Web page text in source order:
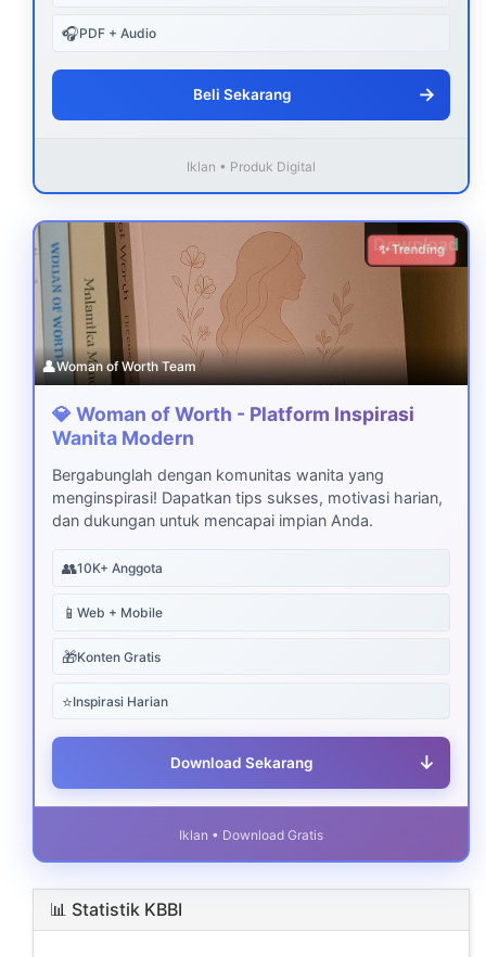
🎧PDF + Audio
Beli Sekarang →
Iklan • Produk Digital
Download
✨ Trending
👤Woman of Worth Team
💎 Woman of Worth - Platform Inspirasi
Wanita Modern
Bergabunglah dengan komunitas wanita yang
menginspirasi! Dapatkan tips sukses, motivasi harian,
dan dukungan untuk mencapai impian Anda.
👥10K+ Anggota
📱 Web + Mobile
🎁Konten Gratis
⭐Inspirasi Harian
Download Sekarang ↓
Iklan • Download Gratis
📊 Statistik KBBI